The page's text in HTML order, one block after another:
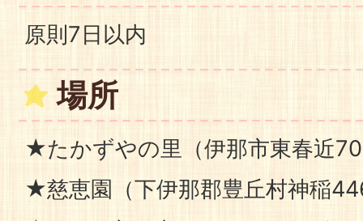
原則7日以内
場所
★たかずやの里（伊那市東春近
★慈恵園（下伊那郡豊丘村神稲